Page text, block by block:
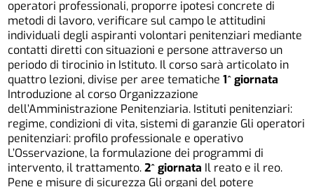
operatori professionali, proporre ipotesi concrete di
metodi di lavoro, verificare sul campo le attitudini
individuali degli aspiranti volontari penitenziari mediante
contatti diretti con situazioni e persone attraverso un
periodo di tirocinio in Istituto. Il corso sarà articolato in
quattro lezioni, divise per aree tematiche1^ giornata
Introduzione al corso Organizzazione
dell’Amministrazione Penitenziaria. Istituti penitenziari:
regime, condizioni di vita, sistemi di garanzie Gli operatori
penitenziari: profilo professionale e operativo
L’Osservazione, la formulazione dei programmi di
intervento, il trattamento.2^ giornata Il reato e il reo.
Pene e misure di sicurezza Gli organi del potere